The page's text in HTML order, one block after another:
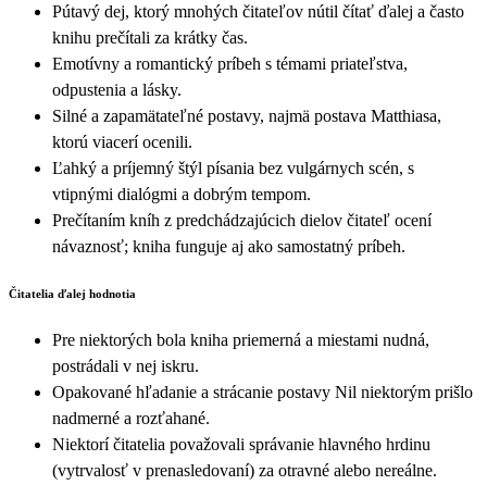
Pútavý dej, ktorý mnohých čitateľov nútil čítať ďalej a často
knihu prečítali za krátky čas.
Emotívny a romantický príbeh s témami priateľstva,
odpustenia a lásky.
Silné a zapamätateľné postavy, najmä postava Matthiasa,
ktorú viacerí ocenili.
Ľahký a príjemný štýl písania bez vulgárnych scén, s
vtipnými dialógmi a dobrým tempom.
Prečítaním kníh z predchádzajúcich dielov čitateľ ocení
návaznosť; kniha funguje aj ako samostatný príbeh.
Čitatelia ďalej hodnotia
Pre niektorých bola kniha priemerná a miestami nudná,
postrádali v nej iskru.
Opakované hľadanie a strácanie postavy Nil niektorým prišlo
nadmerné a rozťahané.
Niektorí čitatelia považovali správanie hlavného hrdinu
(vytrvalosť v prenasledovaní) za otravné alebo nereálne.